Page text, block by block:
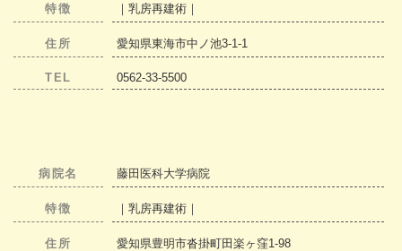
特徴 ｜乳房再建術｜
住所 愛知県東海市中ノ池3-1-1
TEL 0562-33-5500
病院名 藤田医科大学病院
特徴 ｜乳房再建術｜
住所 愛知県豊明市沓掛町田楽ヶ窪1-98